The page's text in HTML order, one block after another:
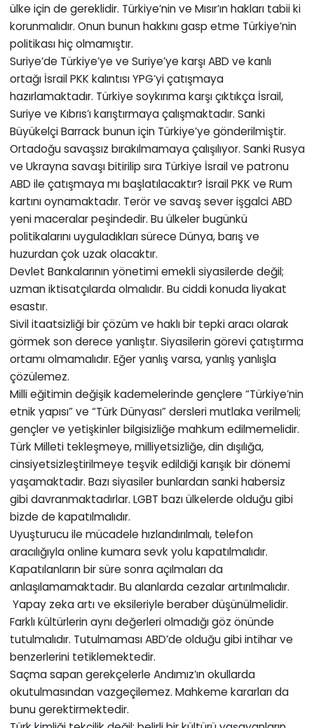
ülke için de gereklidir. Türkiye’nin ve Mısır’ın hakları tabii ki
korunmalıdır. Onun bunun hakkını gasp etme Türkiye’nin
politikası hiç olmamıştır.
Suriye’de Türkiye’ye ve Suriye’ye karşı ABD ve kanlı
ortağı İsrail PKK kalıntısı YPG’yi çatışmaya
hazırlamaktadır. Türkiye soykırıma karşı çıktıkça İsrail,
Suriye ve Kıbrıs’ı karıştırmaya çalışmaktadır. Sanki
Büyükelçi Barrack bunun için Türkiye’ye gönderilmiştir.
Ortadoğu savaşsız bırakılmamaya çalışılıyor. Sanki Rusya
ve Ukrayna savaşı bitirilip sıra Türkiye İsrail ve patronu
ABD ile çatışmaya mı başlatılacaktır? İsrail PKK ve Rum
kartını oynamaktadır. Terör ve savaş sever işgalci ABD
yeni maceralar peşindedir. Bu ülkeler bugünkü
politikalarını uyguladıkları sürece Dünya, barış ve
huzurdan çok uzak olacaktır.
Devlet Bankalarının yönetimi emekli siyasilerde değil;
uzman iktisatçılarda olmalıdır. Bu ciddi konuda liyakat
esastır.
Sivil itaatsizliği bir çözüm ve haklı bir tepki aracı olarak
görmek son derece yanlıştır. Siyasilerin görevi çatıştırma
ortamı olmamalıdır. Eğer yanlış varsa, yanlış yanlışla
çözülemez.
Milli eğitimin değişik kademelerinde gençlere “Türkiye’nin
etnik yapısı” ve “Türk Dünyası” dersleri mutlaka verilmeli;
gençler ve yetişkinler bilgisizliğe mahkum edilmemelidir.
Türk Milleti tekleşmeye, milliyetsizliğe, din dışılığa,
cinsiyetsizleştirilmeye teşvik edildiği karışık bir dönemi
yaşamaktadır. Bazı siyasiler bunlardan sanki habersiz
gibi davranmaktadırlar. LGBT bazı ülkelerde olduğu gibi
bizde de kapatılmalıdır.
Uyuşturucu ile mücadele hızlandırılmalı, telefon
aracılığıyla online kumara sevk yolu kapatılmalıdır.
Kapatılanların bir süre sonra açılmaları da
anlaşılamamaktadır. Bu alanlarda cezalar artırılmalıdır.
Yapay zeka artı ve eksileriyle beraber düşünülmelidir.
Farklı kültürlerin aynı değerleri olmadığı göz önünde
tutulmalıdır. Tutulmaması ABD’de olduğu gibi intihar ve
benzerlerini tetiklemektedir.
Saçma sapan gerekçelerle Andımız’ın okullarda
okutulmasından vazgeçilemez. Mahkeme kararları da
bunu gerektirmektedir.